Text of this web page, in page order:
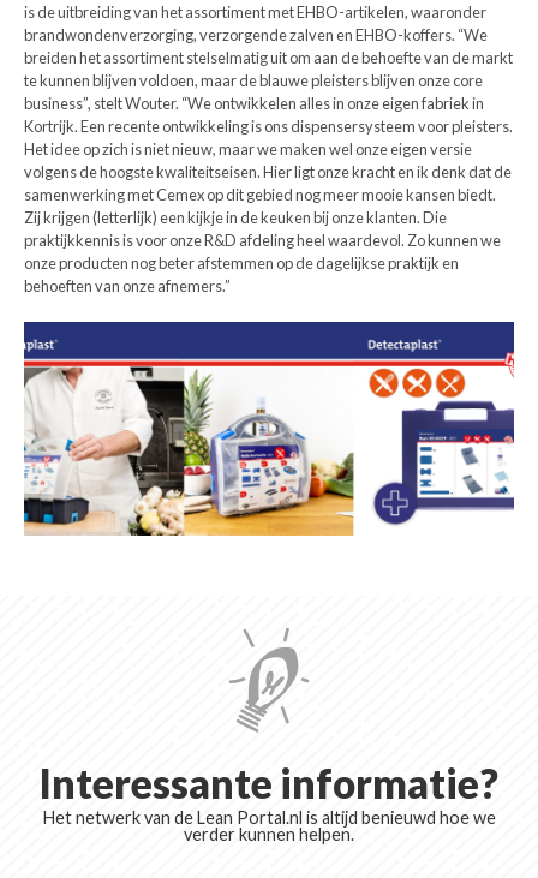
is de uitbreiding van het assortiment met EHBO-artikelen, waaronder
brandwondenverzorging, verzorgende zalven en EHBO-koffers. “We
breiden het assortiment stelselmatig uit om aan de behoefte van de markt
te kunnen blijven voldoen, maar de blauwe pleisters blijven onze core
business”, stelt Wouter. “We ontwikkelen alles in onze eigen fabriek in
Kortrijk. Een recente ontwikkeling is ons dispensersysteem voor pleisters.
Het idee op zich is niet nieuw, maar we maken wel onze eigen versie
volgens de hoogste kwaliteitseisen. Hier ligt onze kracht en ik denk dat de
samenwerking met Cemex op dit gebied nog meer mooie kansen biedt.
Zij krijgen (letterlijk) een kijkje in de keuken bij onze klanten. Die
praktijkkennis is voor onze R&D afdeling heel waardevol. Zo kunnen we
onze producten nog beter afstemmen op de dagelijkse praktijk en
behoeften van onze afnemers.”
Interessante informatie?
Het netwerk van de Lean Portal.nl is altijd benieuwd hoe we
verder kunnen helpen.